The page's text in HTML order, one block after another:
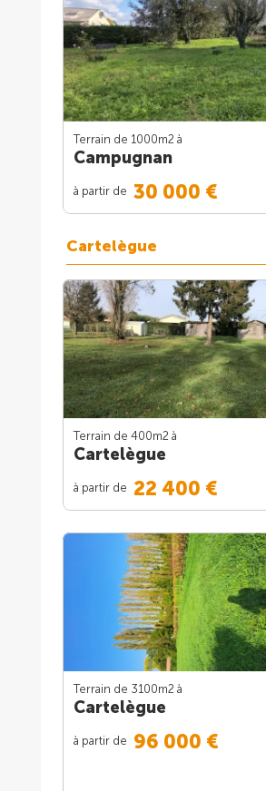
Terrain de 1000m2 à
Campugnan
à partir de 30 000 €
Cartelègue
Terrain de 400m2 à
Cartelègue
à partir de 22 400 €
Terrain de 3100m2 à
Cartelègue
à partir de 96 000 €